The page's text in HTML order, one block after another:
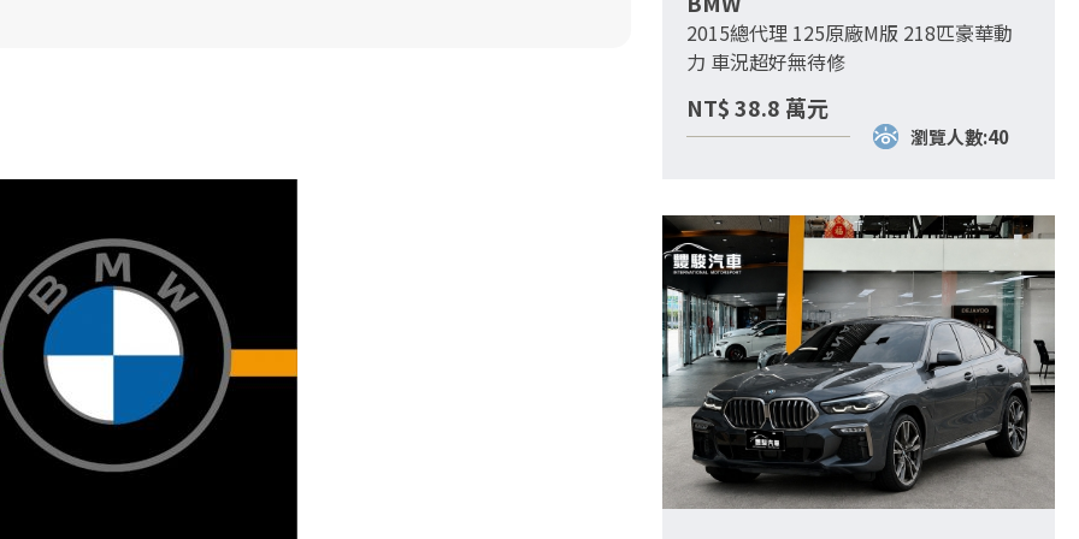
2015總代理 125原廠M版 218匹豪華動
力 車況超好無待修
NT$38.8 萬元
瀏覽人數:40